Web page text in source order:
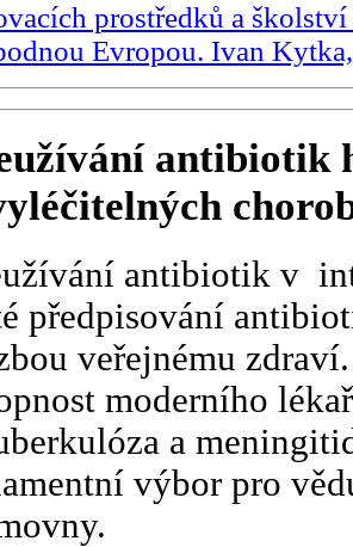
prostředků a
Evropou. Ivan
antibiotik
antibiotik v
předpisování
veřejnému
moderního
a
výbor pro